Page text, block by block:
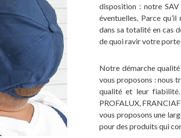
disposition : notre
éventuelles. Parce
dans sa totalité en cas
de quoi ravir votre
Notre démarche
vous proposons : nous
qualité et leur fiabilité.
PROFALUX,
vous proposons une
pour des produits qui